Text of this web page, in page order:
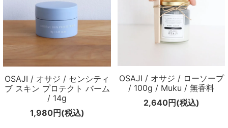
OSAJI / オサジ / センシティ
ブ スキン プロテクト バーム
/ 14g
1,980円(税込)
OSAJI / オサジ / ローソープ
/ 100g / Muku / 無香料
2,640円(税込)